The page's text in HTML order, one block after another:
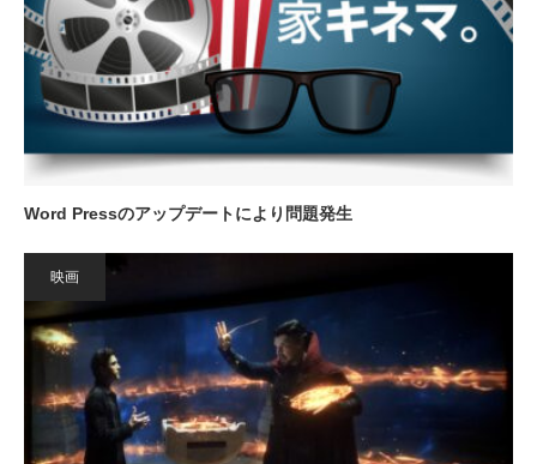
Word Pressのアップデートにより問題発生
映画